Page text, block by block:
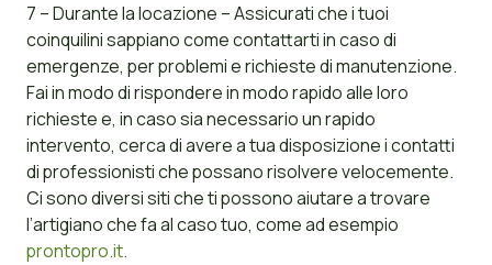
7 – Durante la locazione – Assicurati che i tuoi
coinquilini sappiano come contattarti in caso di
emergenze, per problemi e richieste di manutenzione.
Fai in modo di rispondere in modo rapido alle loro
richieste e, in caso sia necessario un rapido
intervento, cerca di avere a tua disposizione i contatti
di professionisti che possano risolvere velocemente.
Ci sono diversi siti che ti possono aiutare a trovare
l’artigiano che fa al caso tuo, come ad esempio
prontopro.it.